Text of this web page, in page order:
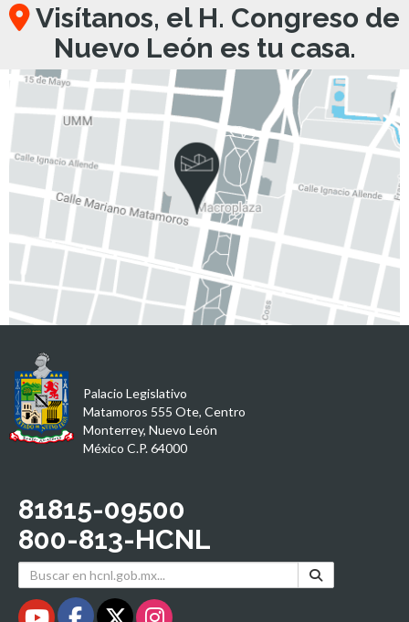
Visítanos, el H. Congreso de
Nuevo León es tu casa.
Palacio Legislativo
Matamoros 555 Ote, Centro
Monterrey, Nuevo León
México C.P. 64000
81815-09500
800-813-HCNL